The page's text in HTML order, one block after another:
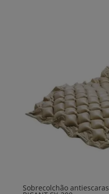
Sobrecolchão antiescaras